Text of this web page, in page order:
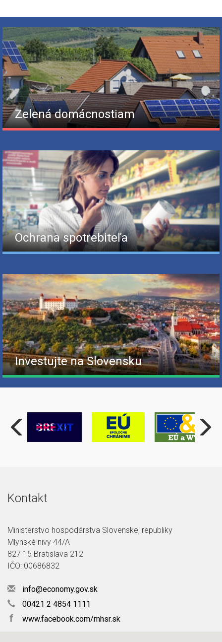
Zelená domácnostiam
Ochrana spotrebiteľa
Investujte na Slovensku
Kontakt
Ministerstvo hospodárstva Slovenskej republiky
Mlynské nivy 44/A
827 15 Bratislava 212
IČO: 00686832
info@economy.gov.sk
00421 2 4854 1111
f www.facebook.com/mhsr.sk